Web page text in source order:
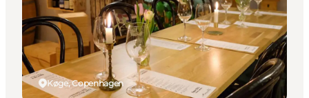
Accommodaties
Plan je reis
Køge, Copenhagen